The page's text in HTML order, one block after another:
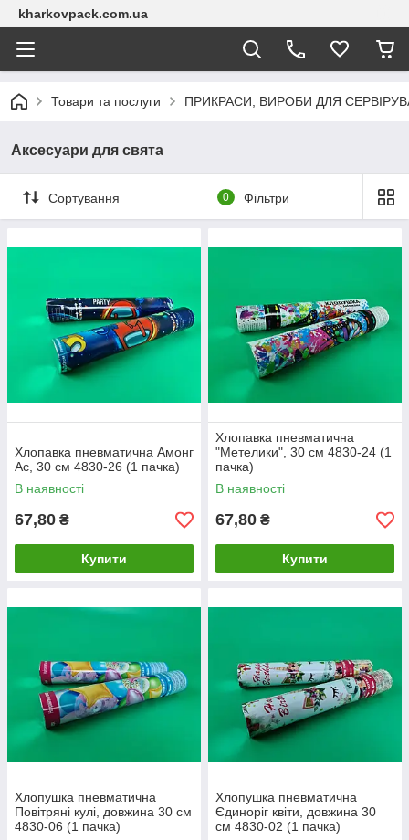
kharkovpack.com.ua
Товари та послуги ПРИКРАСИ, ВИРОБИ ДЛЯ
Аксесуари для свята
Сортування 0 Фільтри
Хлопавка пневматична Амонг
Ас, 30 см 4830-26 (1 пачка)
В наявності
67,80 ₴
Купити
Хлопавка пневматична
"Метелики", 30 см 4830-24 (1
пачка)
В наявності
67,80 ₴
Купити
Хлопушка пневматична
Повітряні кулі, довжина 30 см
4830-06 (1 пачка)
Хлопушка пневматична
Єдиноріг квіти, довжина 30
см 4830-02 (1 пачка)